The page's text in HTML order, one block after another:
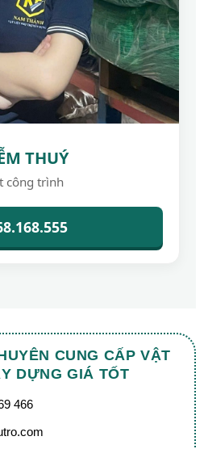
THUÝ
công trình
CUNG CẤP VẬT
DỰNG GIÁ TỐT
466